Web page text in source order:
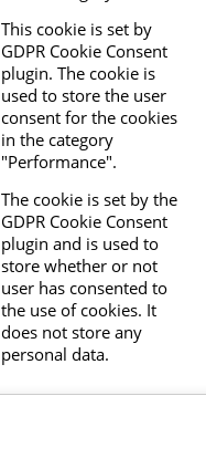
This cookie is set by
GDPR Cookie Consent
plugin. The cookie is
used to store the user
consent for the cookies
in the category
"Performance".
The cookie is set by the
GDPR Cookie Consent
plugin and is used to
store whether or not
user has consented to
the use of cookies. It
does not store any
personal data.